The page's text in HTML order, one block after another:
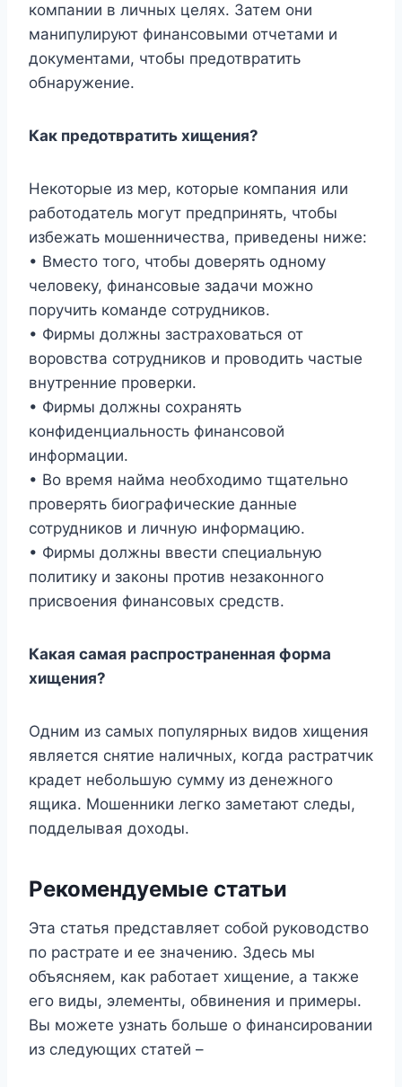
компании в личных целях. Затем они
манипулируют финансовыми отчетами и
документами, чтобы предотвратить
обнаружение.
Как предотвратить хищения?
Некоторые из мер, которые компания или
работодатель могут предпринять, чтобы
избежать мошенничества, приведены ниже:
• Вместо того, чтобы доверять одному
человеку, финансовые задачи можно
поручить команде сотрудников.
• Фирмы должны застраховаться от
воровства сотрудников и проводить частые
внутренние проверки.
• Фирмы должны сохранять
конфиденциальность финансовой
информации.
• Во время найма необходимо тщательно
проверять биографические данные
сотрудников и личную информацию.
• Фирмы должны ввести специальную
политику и законы против незаконного
присвоения финансовых средств.
Какая самая распространенная форма
хищения?
Одним из самых популярных видов хищения
является снятие наличных, когда растратчик
крадет небольшую сумму из денежного
ящика. Мошенники легко заметают следы,
подделывая доходы.
Рекомендуемые статьи
Эта статья представляет собой руководство
по растрате и ее значению. Здесь мы
объясняем, как работает хищение, а также
его виды, элементы, обвинения и примеры.
Вы можете узнать больше о финансировании
из следующих статей –